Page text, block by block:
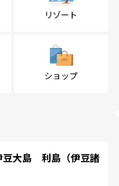
リゾート
ショップ
大島 利島（伊豆諸